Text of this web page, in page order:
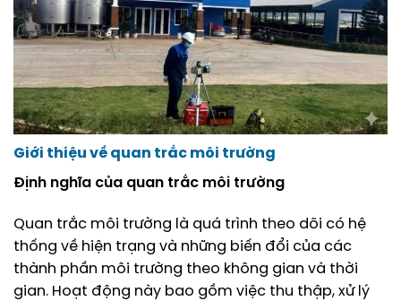
Giới thiệu về quan trắc môi trường
Định nghĩa của quan trắc môi trường
Quan trắc môi trường là quá trình theo dõi có hệ
thống về hiện trạng và những biến đổi của các
thành phần môi trường theo không gian và thời
gian. Hoạt động này bao gồm việc thu thập, xử lý